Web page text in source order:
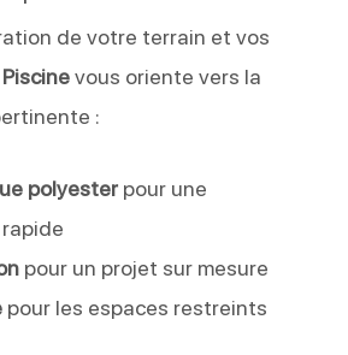
de votre terrain et vos
vous oriente vers la
:
polyesterpour une
pour un projet sur mesure
pour les espaces restreints